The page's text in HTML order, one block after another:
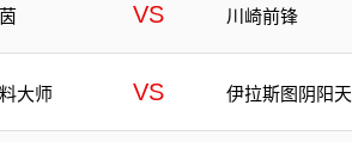
VS 川崎前锋
大师 VS 伊拉斯图阴阳天